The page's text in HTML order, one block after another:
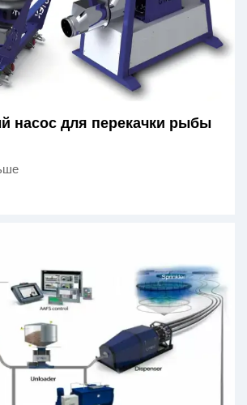
насос для перекачки рыбы